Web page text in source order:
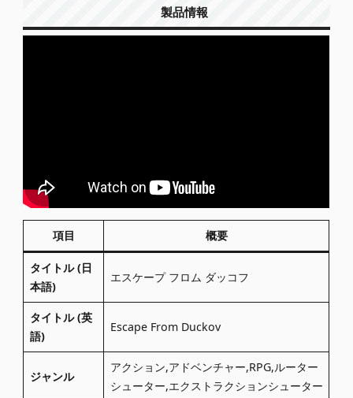
製品情報
項目 概要
タイトル (日
本語)
エスケープ フロム ダッコフ
タイトル (英
語)
Escape From Duckov
ジャンル
アクション,アドベンチャー,RPG,ルーター
シューター,エクストラクションシューター